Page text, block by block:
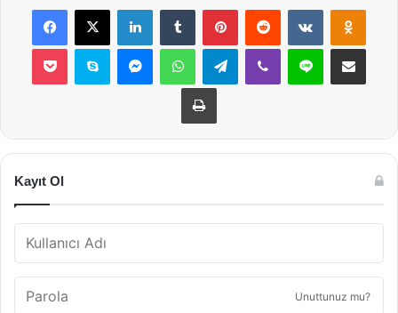
Facebook
X LinkedInTumblr PinterestReddit VKontakte
Pocket Skype MessengerWhatsAppTelegramViber Line E-Posta ile
Yazdır
Kayıt Ol
Unuttunuz mu?